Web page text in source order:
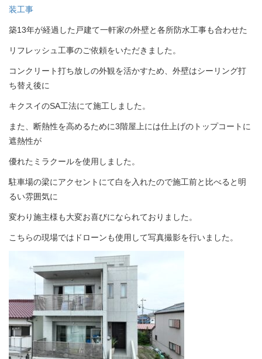
装工事
築13年が経過した戸建て一軒家の外壁と各所防水工事も合わせた
リフレッシュ工事のご依頼をいただきました。
コンクリート打ち放しの外観を活かすため、外壁はシーリング打
ち替え後に
キクスイのSA工法にて施工しました。
また、断熱性を高めるために3階屋上には仕上げのトップコートに
遮熱性が
優れたミラクールを使用しました。
駐車場の梁にアクセントにて白を入れたので施工前と比べると明
るい雰囲気に
変わり施主様も大変お喜びになられておりました。
こちらの現場ではドローンも使用して写真撮影を行いました。